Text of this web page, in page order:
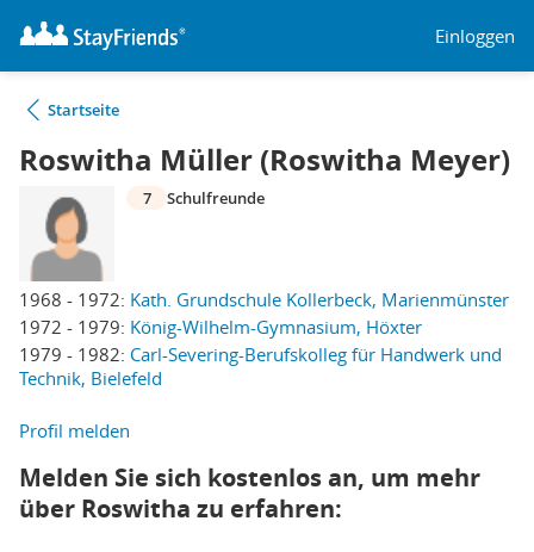
Einloggen
Startseite
Roswitha Müller (Roswitha Meyer)
1968 - 1972: Kath. Grundschule Kollerbeck, Marienmünster
1972 - 1979: König-Wilhelm-Gymnasium, Höxter
1979 - 1982: Carl-Severing-Berufskolleg für Handwerk und
Technik, Bielefeld
7 Schulfreunde
Profil melden
Melden Sie sich kostenlos an, um mehr
über Roswitha zu erfahren: